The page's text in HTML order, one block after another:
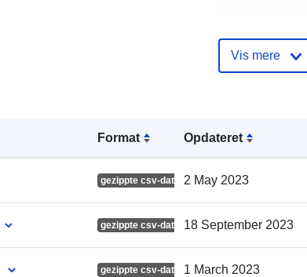
Format Opdateret
gezippte csv-dateien2 May 2023
gezippte csv-dateien18 September 2023
gezippte csv-dateien1 March 2023
Fortegnelse
kataloger:
Vis mere